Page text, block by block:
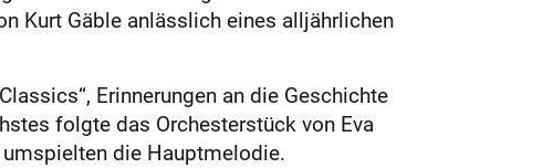
Kurt Gäble anlässlich eines alljährlichen
Erinnerungen an die Geschichte
folgte das Orchesterstück von Eva
die Hauptmelodie.